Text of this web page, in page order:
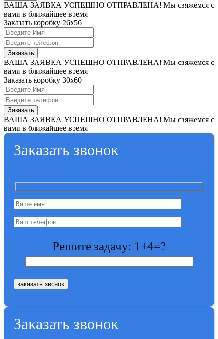
ВАША ЗАЯВКА УСПЕШНО ОТПРАВЛЕНА! Мы свяжемся с
вами в ближайшее время
Заказать коробку 26x56
Заказать
ВАША ЗАЯВКА УСПЕШНО ОТПРАВЛЕНА! Мы свяжемся с
вами в ближайшее время
Заказать коробку 30x60
Заказать
ВАША ЗАЯВКА УСПЕШНО ОТПРАВЛЕНА! Мы свяжемся с
вами в ближайшее время
Заказать звонок
Решите задачу: 1+4=?
Заказать звонок